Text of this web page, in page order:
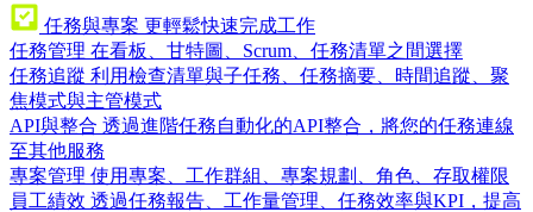
任務與專案 更輕鬆快速完成工作
任務管理 在看板、甘特圖、Scrum、任務清單之間選擇
任務追蹤 利用檢查清單與子任務、任務摘要、時間追蹤、聚
焦模式與主管模式
API與整合 透過進階任務自動化的API整合，將您的任務連線
至其他服務
專案管理 使用專案、工作群組、專案規劃、角色、存取權限
員工績效 透過任務報告、工作量管理、任務效率與KPI，提高